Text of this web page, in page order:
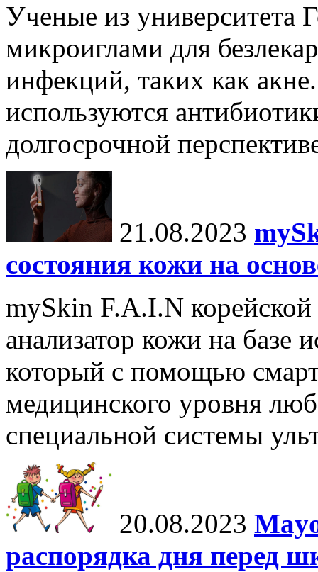
Ученые из университета
микроиглами для
инфекций, таких как
используются
долгосрочной
21.08.2023
состояния кожи на
mySkin F.A.I.N
анализатор кожи на базе
который с помощью
медицинского уровня
специальной системы
20.08.2023
распорядка дня перед